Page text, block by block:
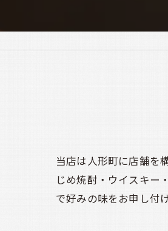
当店は人形町に店舗を
じめ焼酎・ウイスキー
で好みの味をお申し付